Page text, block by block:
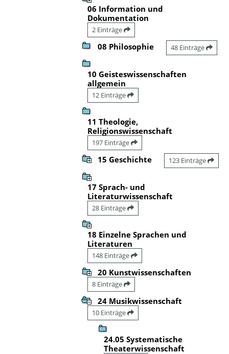
06 Information und
Dokumentation
2 Einträge
08 Philosophie 48 Einträge
10 Geisteswissenschaften
allgemein
12 Einträge
11 Theologie,
Religionswissenschaft
197 Einträge
15 Geschichte 123 Einträge
17 Sprach- und
Literaturwissenschaft
28 Einträge
18 Einzelne Sprachen und
Literaturen
148 Einträge
20 Kunstwissenschaften
8 Einträge
24 Musikwissenschaft
10 Einträge
24.05 Systematische
Theaterwissenschaft